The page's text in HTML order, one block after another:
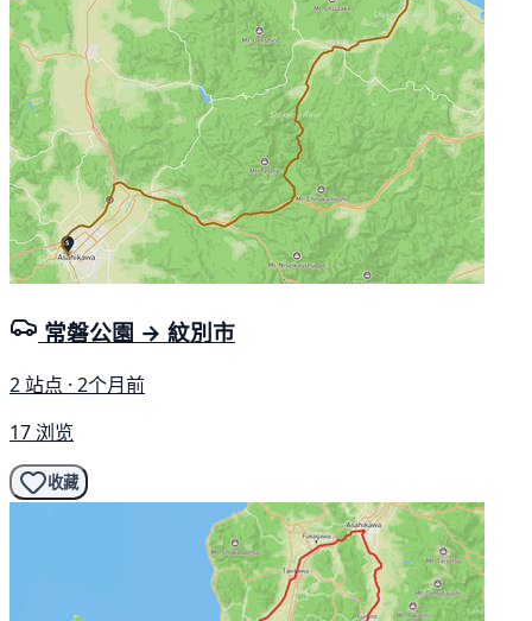
常磐公園 → 紋別市
2 站点 · 2个月前
17 浏览
收藏